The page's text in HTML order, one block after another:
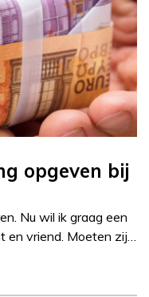
opgeven bij
Nu wil ik graag een
en vriend. Moeten zij…